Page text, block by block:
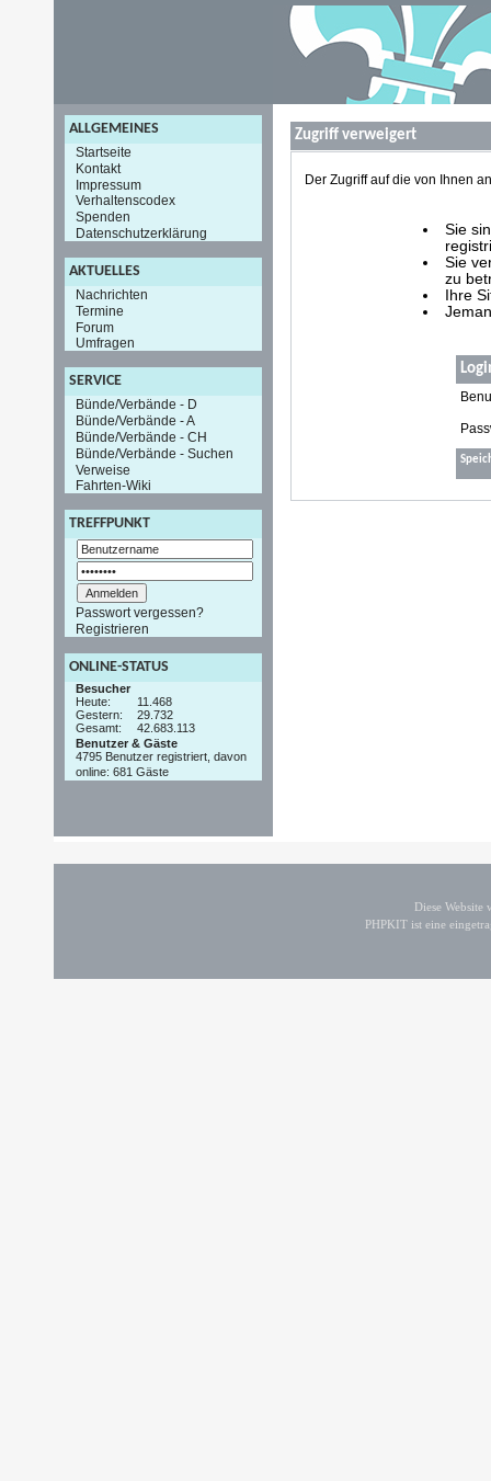
ALLGEMEINES
Startseite
Kontakt
Impressum
Verhaltenscodex
Spenden
Datenschutzerklärung
AKTUELLES
Nachrichten
Termine
Forum
Umfragen
SERVICE
Bünde/Verbände - D
Bünde/Verbände - A
Bünde/Verbände - CH
Bünde/Verbände - Suchen
Verweise
Fahrten-Wiki
TREFFPUNKT
Passwort vergessen?
Registrieren
ONLINE-STATUS
Besucher
Heute:
11.468
Gestern:
29.732
Gesamt:
42.683.113
Benutzer & Gäste
4795 Benutzer registriert, davon
online: 681 Gäste
Zugriff verweigert
Der Zugriff auf die von Ihnen
Sie
Sie
zu
Ihre
Diese
PHPKIT ist eine